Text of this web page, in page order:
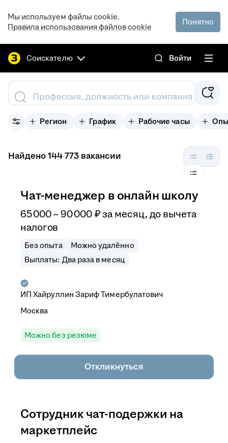
Мы используем файлы cookie.
Правила использования файлов cookie
Понятно
Соискателю Войти
Профессия, должность или компания
Регион График Рабочие часы
Найдено 144 773 вакансии
Чат-менеджер в онлайн школу
65 000–90 000 ₽ за месяц, до вычета
налогов
Без опыта
Можно удалённо
Выплаты: Два раза в месяц
ИПХайруллин Зариф Тимербулатович
Москва
Можно без резюме
Откликнуться
Сотрудник чат-подержки на
маркетплейс